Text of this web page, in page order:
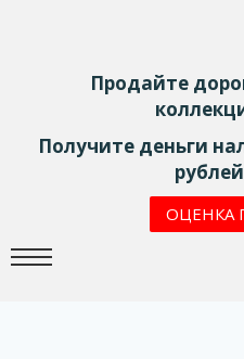
Продайте
Получите деньги
ОЦЕНКА